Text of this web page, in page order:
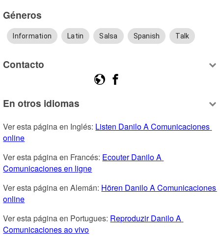
Géneros
Information Latin Salsa Spanish Talk
Contacto
En otros idiomas
Ver esta página en Inglés: Listen Danilo A Comunicaciones
online
Ver esta página en Francés: Ecouter Danilo A
Comunicaciones en ligne
Ver esta página en Alemán: Hören Danilo A Comunicaciones
online
Ver esta página en Portugues: Reproduzir Danilo A
Comunicaciones ao vivo